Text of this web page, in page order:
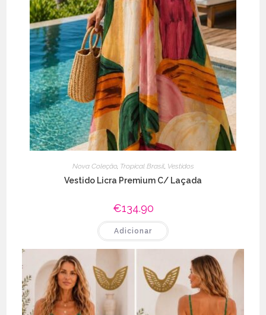
Nova Coleção, Tropical Brasil, Vestidos
Vestido Licra Premium C/ Laçada
€134.90
Adicionar